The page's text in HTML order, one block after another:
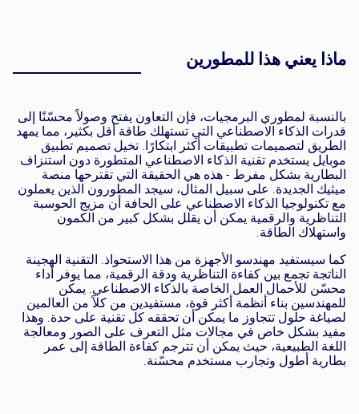
ماذا يعني هذا للمطورين
بالنسبة لمطوري البرمجيات، فإن التعاون يفتح وصولاً محسّنًا إلى
قدرات الذكاء الاصطناعي التي تستهلك طاقة أقل بكثير، مما يمهد
الطريق لتصميمات تطبيقات أكثر ابتكارًا. تخيل تصميم تطبيق
موبايل يستخدم تقنية الذكاء الاصطناعي المتطورة دون استنزاف
البطارية بشكل مفرط - هذه هي الحقيقة التي تقترحها منصة
ميثيك الجديدة. على سبيل المثال، سيجد المطورون الذين يعملون
مع تكنولوجيا الذكاء الاصطناعي على الحافة أن مزيج الحوسبة
التناظرية والرقمية يمكن أن يقلل بشكل كبير من الكمون
واستهلاك الطاقة.
كما سيستفيد مهندسو الأجهزة من هذا الاستحواذ. التقنية الهجينة
الناتجة تجمع بين كفاءة التناظرية ودقة الرقمية، مما يوفر أداء
محسّن للأحمال العمل الخاصة بالذكاء الاصطناعي. يمكن
للمهندسين بناء أنظمة أكثر قوة، مستفيدين من كلاً من العالمين
لصياغة حلول تتجاوز ما يمكن أن تحققه كل تقنية على حدة. وهذا
مفيد بشكل خاص في مجالات مثل التعرف على الصور ومعالجة
اللغة الطبيعية، حيث يمكن أن تترجم كفاءة الطاقة إلى عمر
بطارية أطول وتجارب مستخدم محسّنة.